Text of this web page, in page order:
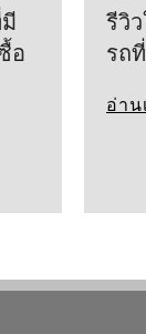
อ
รีวิ
รถ
อ่าน